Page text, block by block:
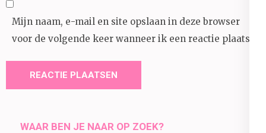
Mijn naam, e-mail en site opslaan in deze browser
voor de volgende keer wanneer ik een reactie plaats.
WAAR BEN JE NAAR OP ZOEK?